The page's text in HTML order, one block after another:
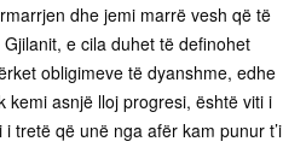
dhe jemi marrë vesh që të
e cila duhet të definohet
obligimeve të dyanshme, edhe
kemi asnjë lloj progresi, është viti i
tretë që unë nga afër kam punur t’i